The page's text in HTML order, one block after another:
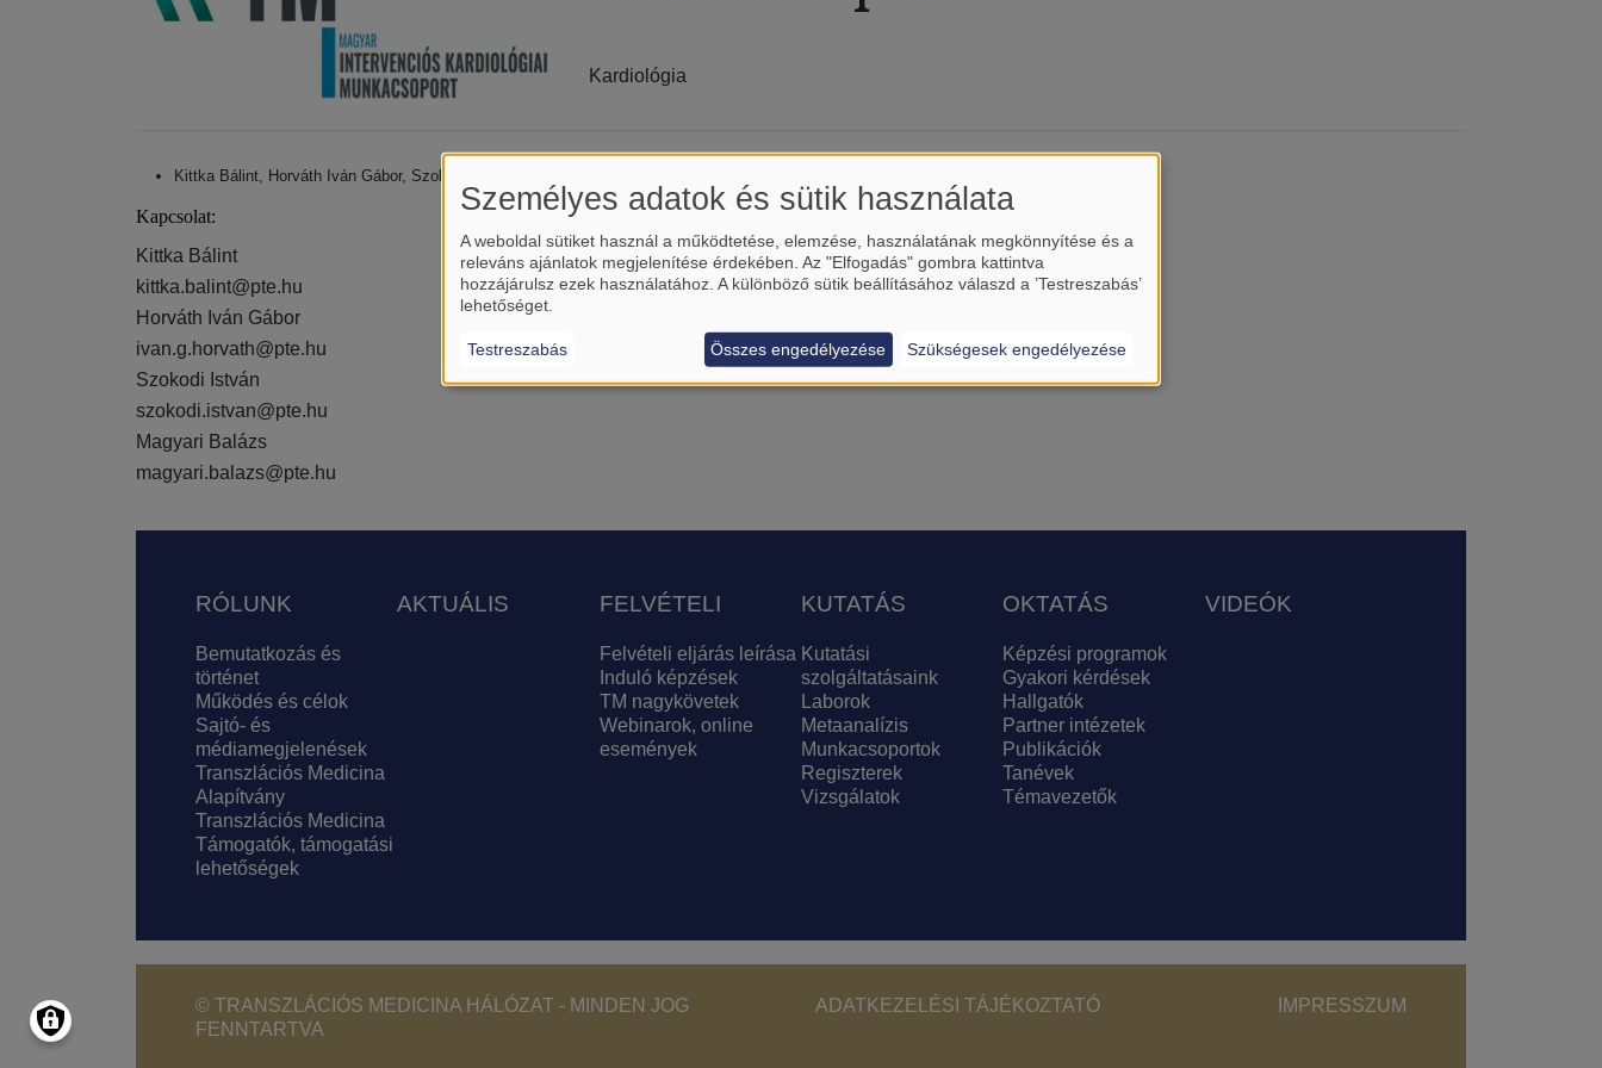
Kardiológia
Kittka Bálint, Horváth Iván Gábor, Szokodi István, Magyari Balázs
Kapcsolat:
Kittka Bálint
kittka.balint@pte.hu
Horváth Iván Gábor
ivan.g.horvath@pte.hu
Szokodi István
szokodi.istvan@pte.hu
Magyari Balázs
magyari.balazs@pte.hu
Lábléc
RÓLUNK
Bemutatkozás és
történet
Működés és célok
Sajtó- és
médiamegjelenések
Transzlációs Medicina
Alapítvány
Transzlációs Medicina
Támogatók, támogatási
lehetőségek
AKTUÁLIS FELVÉTELI
Felvételi eljárás leírása
Induló képzések
TM nagykövetek
Webinarok, online
események
KUTATÁS
Kutatási
szolgáltatásaink
Laborok
Metaanalízis
Munkacsoportok
Regiszterek
Vizsgálatok
OKTATÁS
Képzési programok
Gyakori kérdések
Hallgatók
Partner intézetek
Publikációk
Tanévek
Témavezetők
VIDEÓK
© TRANSZLÁCIÓS MEDICINA HÁLÓZAT - MINDEN JOG
FENNTARTVA
Footer - Copyright menu
ADATKEZELÉSI TÁJÉKOZTATÓ IMPRESSZUM
Személyes adatok és sütik használata
A weboldal sütiket használ a működtetése, elemzése, használatának megkönnyítése és a
releváns ajánlatok megjelenítése érdekében. Az "Elfogadás" gombra kattintva
hozzájárulsz ezek használatához. A különböző sütik beállításához válaszd a ’Testreszabás’
lehetőséget.
Testreszabás Szükségesek engedélyezése
Összes engedélyezése